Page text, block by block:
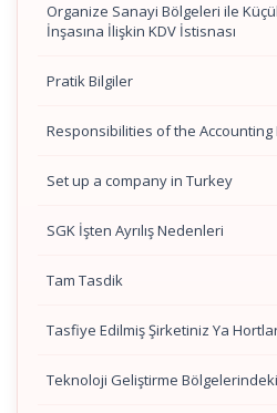
Organize Sanayi Bölgeleri ile
İnşasına İlişkin KDV İstisnası
Pratik Bilgiler
Responsibilities of the
Set up a company in Turkey
SGK İşten Ayrılış Nedenleri
Tam Tasdik
Tasfiye Edilmiş Şirketiniz Ya
Teknoloji Geliştirme